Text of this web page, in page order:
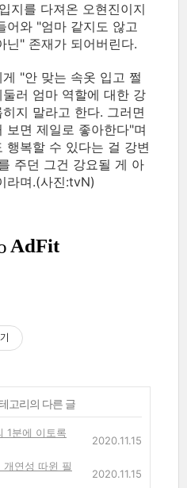
지를 다져온 오현진이지
어와 "엄마 같지도 않고
닌" 존재가 되어버린다.
"안 맞는 속옷 입고 쩔
러 엄마 역할에 대한 강
지 말라고 한다. 그러면
면 제일로 좋아한다"며
행복할 수 있다는 걸 강변
주던 그건 강요될 게 아
라며.(사진:tvN)
고리의 다른 글
1분에 이토록
2020.11.15
연성 따윈 필
2020.11.15